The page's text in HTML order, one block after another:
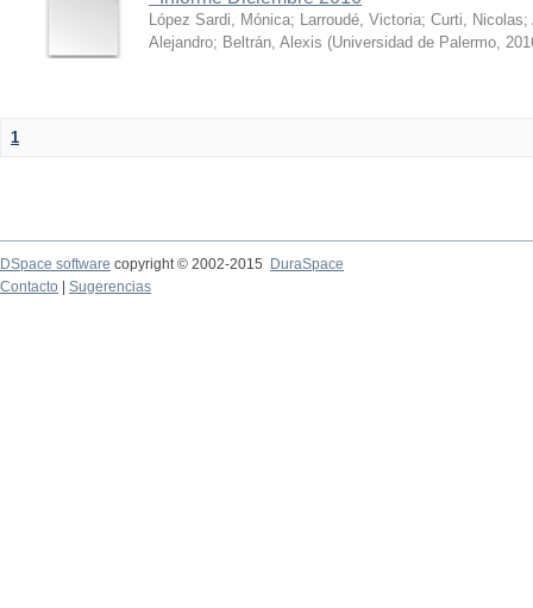
López Sardi, Mónica; Larroudé, Victoria; Curti, Nicolas;
Alejandro; Beltrán, Alexis (Universidad de Palermo,
1
DSpace software copyright © 2002-2015
DuraSpace
Contacto
Sugerencias